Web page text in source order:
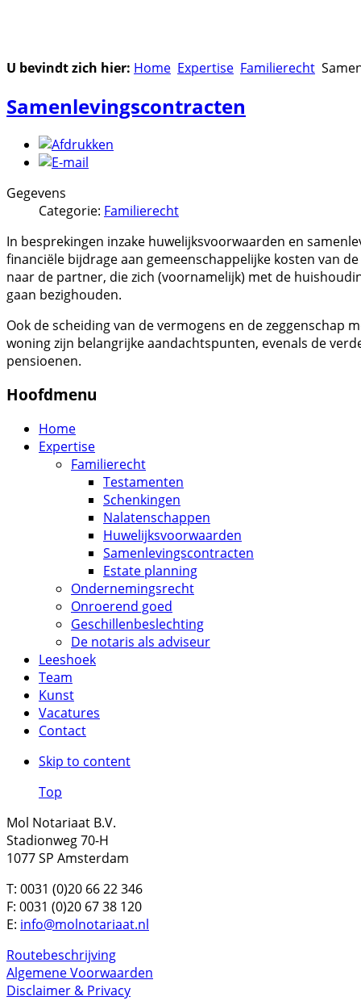
U bevindt zich hier: Home Expertise Familierecht
Samenlevingscontracten
Gegevens
Categorie: Familierecht
In besprekingen inzake huwelijksvoorwaarden en
financiële bijdrage aan gemeenschappelijke kosten van
naar de partner, die zich (voornamelijk) met de
gaan bezighouden.
Ook de scheiding van de vermogens en de zeggenschap
woning zijn belangrijke aandachtspunten, evenals de
pensioenen.
Hoofdmenu
Home
Expertise
Familierecht
Testamenten
Schenkingen
Nalatenschappen
Huwelijksvoorwaarden
Samenlevingscontracten
Estate planning
Ondernemingsrecht
Onroerend goed
Geschillenbeslechting
De notaris als adviseur
Leeshoek
Team
Kunst
Vacatures
Contact
Skip to content
Top
Mol Notariaat B.V.
Stadionweg 70-H
1077 SP Amsterdam
T: 0031 (0)20 66 22 346
F: 0031 (0)20 67 38 120
E: info@molnotariaat.nl
Routebeschrijving
Algemene Voorwaarden
Disclaimer & Privacy